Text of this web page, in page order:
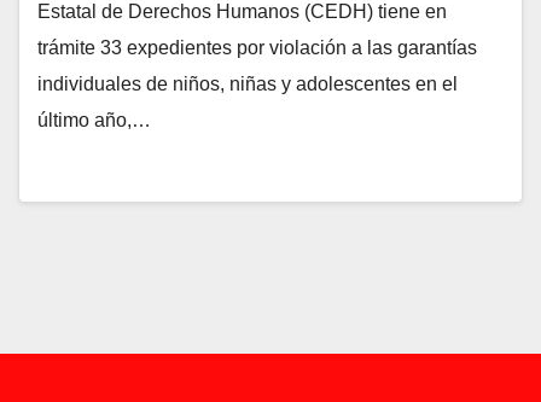
Estatal de Derechos Humanos (CEDH) tiene en
trámite 33 expedientes por violación a las garantías
individuales de niños, niñas y adolescentes en el
último año,…